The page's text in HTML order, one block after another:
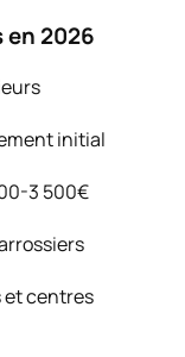
2026
initial
3 500€
et centres